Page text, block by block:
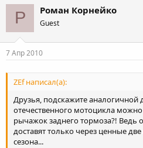
Р Роман Корнейко
Guest
7 Апр 2010
ZEf написал(а):
Друзья, подскажите аналогичной
отечественного мотоцикла можно
рычажок заднего тормоза?! Ведь
доставят только через ценные
сезона...